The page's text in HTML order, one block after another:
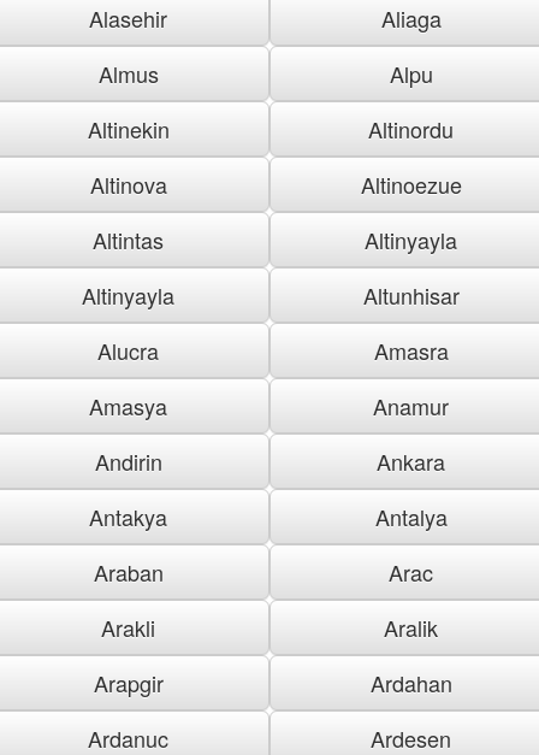
Alasehir
Aliaga
Almus
Alpu
Altinekin
Altinordu
Altinova
Altinoezue
Altintas
Altinyayla
Altinyayla
Altunhisar
Alucra
Amasra
Amasya
Anamur
Andirin
Ankara
Antakya
Antalya
Araban
Arac
Arakli
Aralik
Arapgir
Ardahan
Ardanuc
Ardesen